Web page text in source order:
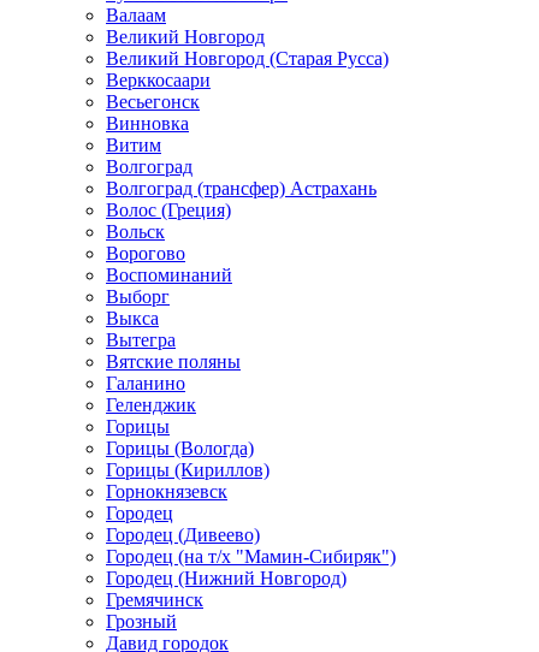
Валаам
Великий Новгород
Великий Новгород (Старая Русса)
Верккосаари
Весьегонск
Винновка
Витим
Волгоград
Волгоград (трансфер) Астрахань
Волос (Греция)
Вольск
Ворогово
Воспоминаний
Выборг
Выкса
Вытегра
Вятские поляны
Галанино
Геленджик
Горицы
Горицы (Вологда)
Горицы (Кириллов)
Горнокнязевск
Городец
Городец (Дивеево)
Городец (на т/х "Мамин-Сибиряк")
Городец (Нижний Новгород)
Гремячинск
Грозный
Давид городок